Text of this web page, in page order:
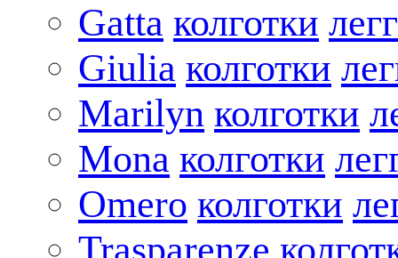
Gatta колготки
Giulia колготки
Marilyn колготки
Mona колготки
Omero колготки